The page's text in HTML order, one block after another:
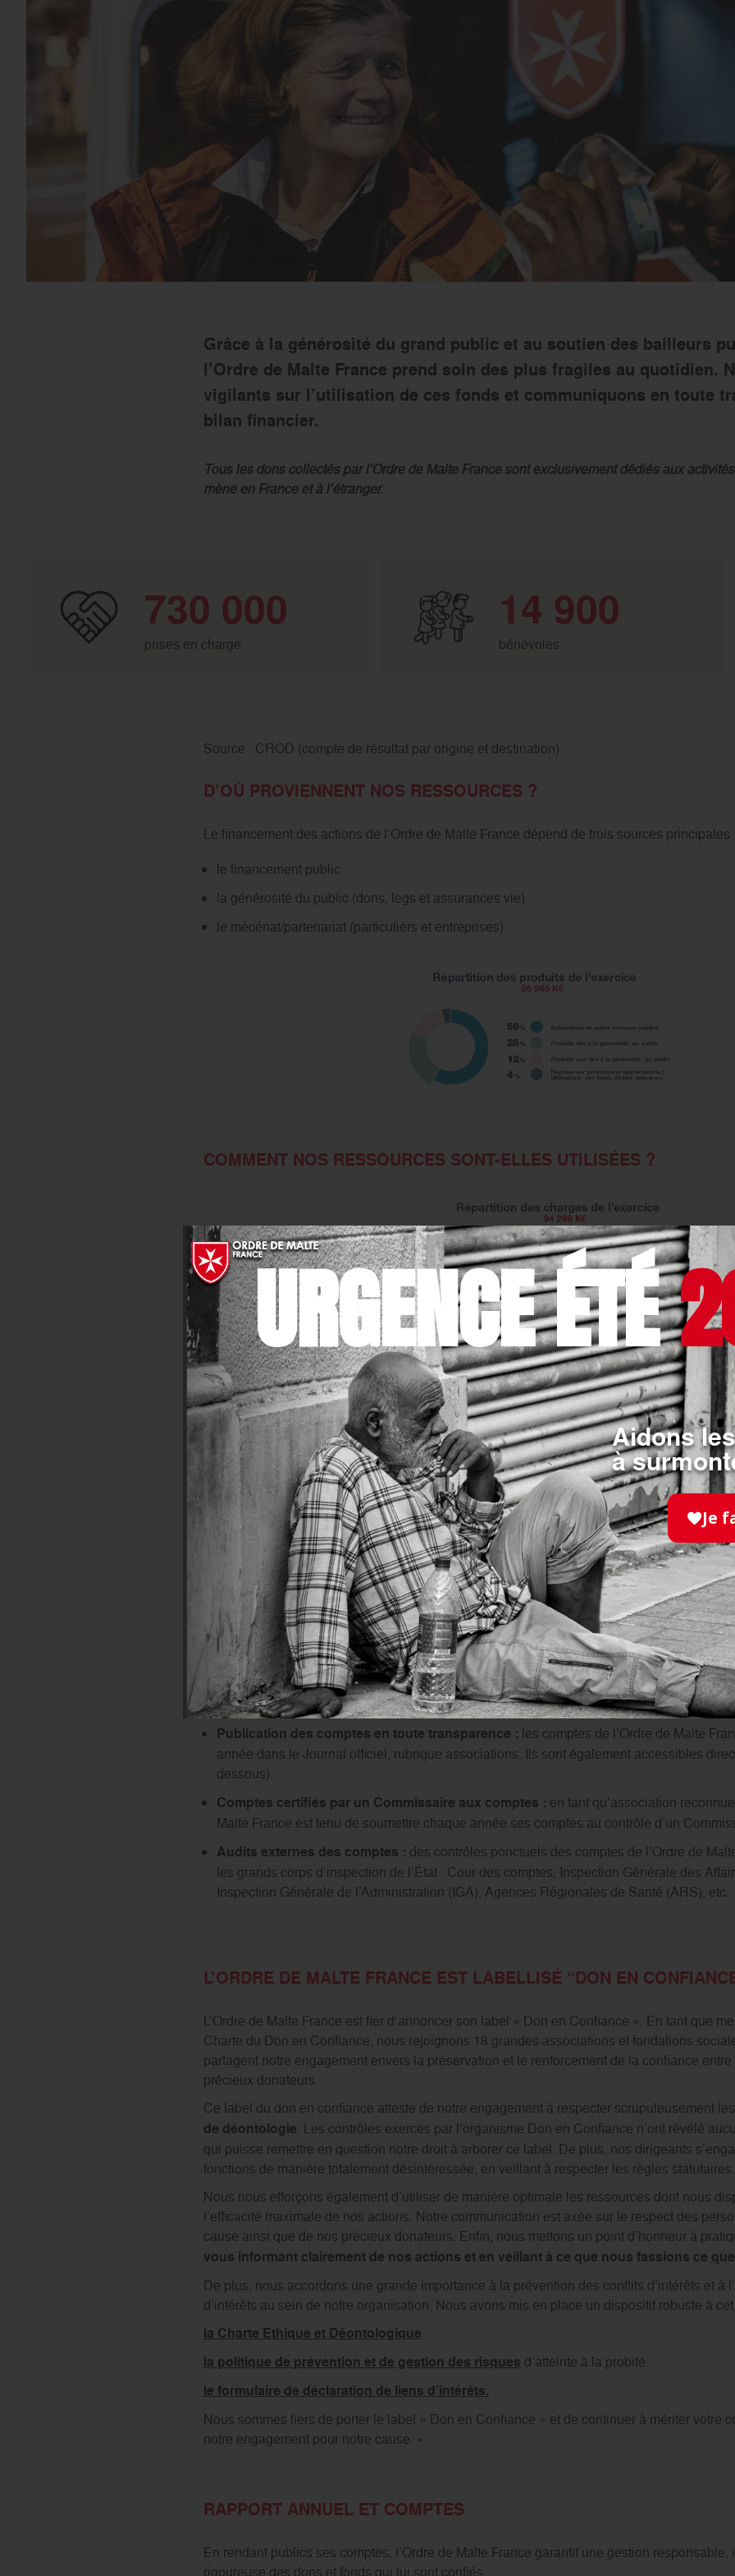
Grâce à la générosité du grand public et au soutien des bailleurs
l’Ordre de Malte France prend soin des plus fragiles au quotidien.
vigilants sur l’utilisation de ces fonds et communiquons en toute
bilan financier.
Tous les dons collectés par l’Ordre de Malte France sont exclusivement dédiés aux
mène en France et à l’étranger.
730 000
prises en charge
14 900
bénévoles
Source : CROD (compte de résultat par origine et destination)
D’OÙ PROVIENNENT NOS RESSOURCES ?
Le financement des actions de l’Ordre de Malte France dépend de trois sources principales
le financement public
la générosité du public (dons, legs et assurances vie)
le mécénat/partenariat (particuliers et entreprises)
COMMENT NOS RESSOURCES SONT-ELLES UTILISÉES ?
LA GARANTIE D’UNE GESTION TRANSPARENTE
Fidèle à ses valeurs, soucieux de rigueur et d’exemplarité, l’Ordre de Malte France agit en
dispositions légales et réglementaires.
Contrôle interne :L’Ordre de Malte France a mis en place un processus structuré mis
ses acteurs afin de maîtriser ses activités et de s’assurer de façon raisonnable que les
atteints, dans le respect de ses valeurs.
Publication des comptes en toute transparence : les comptes de l’Ordre de Malte
année dans le Journal officiel, rubrique associations. Ils sont également accessibles
dessous).
Comptes certifiés par un Commissaire aux comptes : en tant qu’association
Malte France est tenu de soumettre chaque année ses comptes au contrôle d’un
Audits externes des comptes : des contrôles ponctuels des comptes de l’Ordre de
les grands corps d’inspection de l’État : Cour des comptes, Inspection Générale des
Inspection Générale de l’Administration (IGA), Agences Régionales de Santé (ARS), etc.
L’ORDRE DE MALTE FRANCE EST LABELLISÉ “DON EN
L’Ordre de Malte France est fier d’annoncer son label « Don en Confiance ». En tant que
Charte du Don en Confiance, nous rejoignons 18 grandes associations et fondations
partagent notre engagement envers la préservation et le renforcement de la confiance
précieux donateurs.
Ce label du don en confiance atteste de notre engagement à respecter scrupuleusement
de déontologie. Les contrôles exercés par l’organisme Don en Confiance n’ont révélé
qui puisse remettre en question notre droit à arborer ce label. De plus, nos dirigeants
fonctions de manière totalement désintéressée, en veillant à respecter les règles statutaires.
Nous nous efforçons également d’utiliser de manière optimale les ressources dont nous
l’efficacité maximale de nos actions. Notre communication est axée sur le respect des
cause ainsi que de nos précieux donateurs. Enfin, nous mettons un point d’honneur à
vous informant clairement de nos actions et en veillant à ce que nous fassions ce
De plus, nous accordons une grande importance à la prévention des conflits d’intérêts et à
d’intérêts au sein de notre organisation. Nous avons mis en place un dispositif robuste à
la Charte Ethique et Déontologique
la politique de prévention et de gestion des risques d’atteinte à la probité
le formulaire de déclaration de liens d’intérêts.
Nous sommes fiers de porter le label « Don en Confiance » et de continuer à mériter votre
notre engagement pour notre cause. »
RAPPORT ANNUEL ET COMPTES
En rendant publics ses comptes, l’Ordre de Malte France garantit une gestion responsable,
rigoureuse des dons et fonds qui lui sont confiés.
URGENCE ÉTÉ
Aidons
à
Je